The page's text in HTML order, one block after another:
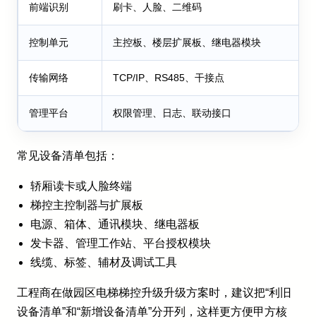
前端识别 刷卡、人脸、二维码
控制单元 主控板、楼层扩展板、继电器模块
传输网络 TCP/IP、RS485、干接点
管理平台 权限管理、日志、联动接口
常见设备清单包括：
轿厢读卡或人脸终端
梯控主控制器与扩展板
电源、箱体、通讯模块、继电器板
发卡器、管理工作站、平台授权模块
线缆、标签、辅材及调试工具
工程商在做园区电梯梯控升级升级方案时，建议把“利旧
设备清单”和“新增设备清单”分开列，这样更方便甲方核